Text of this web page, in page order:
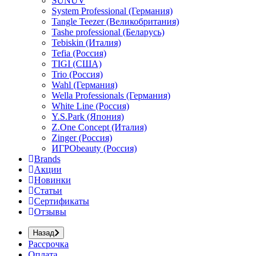
System Professional (Германия)
Tangle Teezer (Великобритания)
Tashe professional (Беларусь)
Tebiskin (Италия)
Tefia (Россия)
TIGI (США)
Trio (Россия)
Wahl (Германия)
Wella Professionals (Германия)
White Line (Россия)
Y.S.Park (Япония)
Z.One Concept (Италия)
Zinger (Россия)
ИГРОbeauty (Россия)
Brands
Акции
Новинки
Статьи
Сертификаты
Отзывы
Назад
Рассрочка